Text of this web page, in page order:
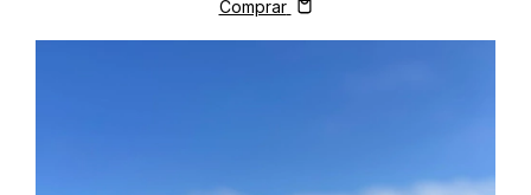
Comprar